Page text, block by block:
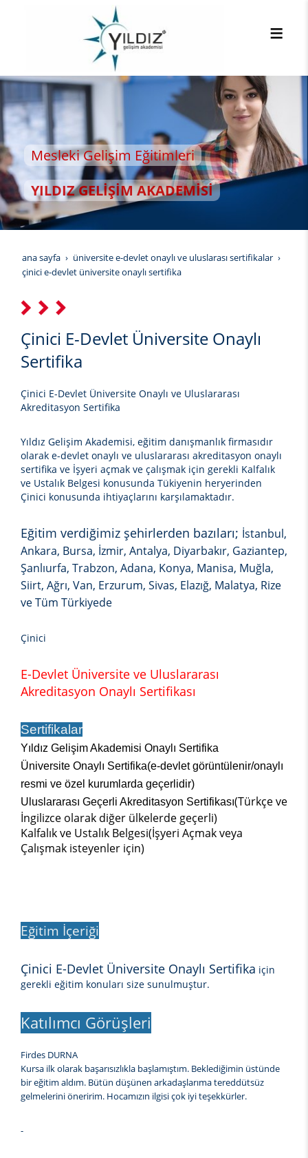
Gelişim Eğitimleri
GELİŞİM AKADEMİSİ
ana sayfa
üniversite e-devlet onaylı ve uluslarası sertifikalar
çinici e-devlet üniversite onaylı sertifika
Çinici E-Devlet Üniversite Onaylı
Sertifika
Çinici E-Devlet Üniversite Onaylı ve Uluslararası
Akreditasyon Sertifika
Yıldız Gelişim Akademisi, eğitim danışmanlık firmasıdır
olarak e-devlet onaylı ve uluslararası akreditasyon onaylı
sertifika ve İşyeri açmak ve çalışmak için gerekli Kalfalık
ve Ustalık Belgesi konusunda Tükiyenin heryerinden
Çinici konusunda ihtiyaçlarını karşılamaktadır.
Eğitim verdiğimiz şehirlerden bazıları; İstanbul,
Ankara, Bursa, İzmir, Antalya, Diyarbakır, Gaziantep,
Şanlıurfa, Trabzon, Adana, Konya, Manisa, Muğla,
Siirt, Ağrı, Van, Erzurum, Sivas, Elazığ, Malatya, Rize
ve Tüm Türkiyede
Çinici
E-Devlet Üniversite ve Uluslararası
Akreditasyon Onaylı Sertifikası
Sertifikalar
Yıldız Gelişim Akademisi Onaylı Sertifika
Üniversite Onaylı Sertifika(e-devlet görüntülenir/onaylı
resmi ve özel kurumlarda geçerlidir)
Uluslararası Geçerli Akreditasyon Sertifikası(Türkçe ve
İngilizce olarak diğer ülkelerde geçerli)
Kalfalık ve Ustalık Belgesi(İşyeri Açmak veya
Çalışmak isteyenler için)
Eğitim İçeriği
Çinici E-Devlet Üniversite Onaylı Sertifika için
gerekli eğitim konuları size sunulmuştur.
Katılımcı Görüşleri
Firdes DURNA
Kursa ilk olarak başarısızlıkla başlamıştım. Beklediğimin üstünde
bir eğitim aldım. Bütün düşünen arkadaşlarıma tereddütsüz
gelmelerini öneririm. Hocamızın ilgisi çok iyi teşekkürler.
-